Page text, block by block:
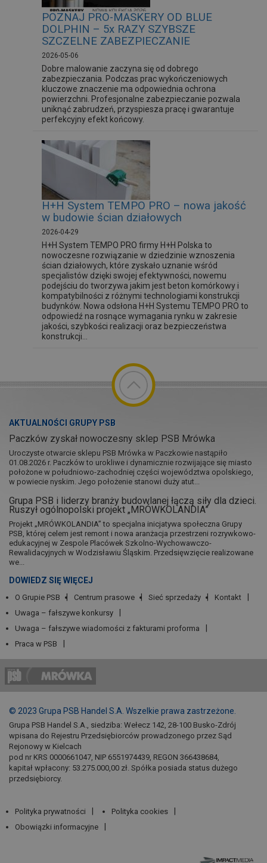
POZNAJ PRO-MASKERY OD BLUE
DOLPHIN – 5x RAZY SZYBSZE
SZCZELNE ZABEZPIECZANIE
2026-05-06
Dobre malowanie zaczyna się od dobrego
zabezpieczania. Podczas prac wykończeniowych
kluczowe znaczenie ma odpowiednia ochrona
powierzchni. Profesjonalne zabezpieczanie pozwala
uniknąć zabrudzeń, przyspiesza pracę i gwarantuje
perfekcyjny efekt końcowy.
H+H System TEMPO PRO – nowa jakość
w budowie ścian działowych
2026-04-29
H+H System TEMPO PRO firmy H+H Polska to
nowoczesne rozwiązanie w dziedzinie wznoszenia
ścian działowych, które zyskało uznanie wśród
specjalistów dzięki swojej efektywności, nowemu
podejściu do tworzywa jakim jest beton komórkowy i
kompatybilności z różnymi technologiami konstrukcji
budynków. Nowa odsłona H+H Systemu TEMPO PRO to
odpowiedź na rosnące wymagania rynku w zakresie
jakości, szybkości realizacji oraz bezpieczeństwa
konstrukcji...
AKTUALNOŚCI GRUPY PSB
Paczków zyskał nowoczesny sklep PSB Mrówka
Uroczyste otwarcie sklepu PSB Mrówka w Paczkowie nastąpiło
01.08.2026 r. Paczków to urokliwe i dynamicznie rozwijające się miasto
położone w południowo-zachodniej części województwa opolskiego,
w powiecie nyskim. Jego położenie stanowi duży atut...
Grupa PSB i liderzy branży budowlanej łączą siły dla dzieci.
Ruszył ogólnopolski projekt „MRÓWKOLANDIA”
Projekt „MRÓWKOLANDIA” to specjalna inicjatywa społeczna Grupy
PSB, której celem jest remont i nowa aranżacja przestrzeni rozrywkowo-
edukacyjnej w Zespole Placówek Szkolno-Wychowawczo-
Rewalidacyjnych w Wodzisławiu Śląskim. Przedsięwzięcie realizowane
we...
DOWIEDZ SIĘ WIĘCEJ
O Grupie PSB Centrum prasowe Sieć sprzedaży
Kontakt
Uwaga – fałszywe konkursy
Uwaga – fałszywe wiadomości z fakturami proforma
Praca w PSB
© 2023 Grupa PSB Handel S.A. Wszelkie prawa zastrzeżone.
Grupa PSB Handel S.A., siedziba: Wełecz 142, 28-100 Busko-Zdrój
wpisana do Rejestru Przedsiębiorców prowadzonego przez Sąd
Rejonowy w Kielcach
pod nr KRS 0000661047, NIP 6551974439, REGON 366438684,
kapitał wpłacony: 53.275.000,00 zł. Spółka posiada status dużego
przedsiębiorcy.
Polityka prywatności
Polityka cookies
Obowiązki informacyjne